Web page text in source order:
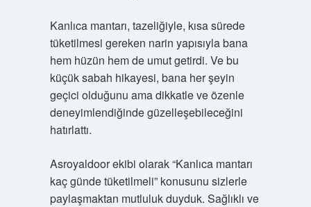
Kanlıca mantarı, tazeliğiyle, kısa sürede
tüketilmesi gereken narin yapısıyla bana
hem hüzün hem de umut getirdi. Ve bu
küçük sabah hikayesi, bana her şeyin
geçici olduğunu ama dikkatle ve özenle
deneyimlendiğinde güzelleşebileceğini
hatırlattı.
Asroyaldoor ekibi olarak “Kanlıca mantarı
kaç günde tüketilmeli” konusunu sizlerle
paylaşmaktan mutluluk duyduk. Sağlıklı ve